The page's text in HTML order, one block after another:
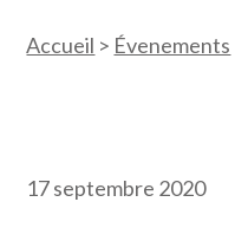
Accueil > Évenements
17 septembre 2020